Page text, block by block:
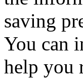
saving
You can
help you